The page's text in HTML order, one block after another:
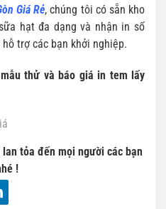
Giá Rẻ, chúng tôi có sẵn kho
hạt đa dạng và nhận in số
trợ các bạn khởi nghiệp.
thử và báo giá in tem lấy
tỏa đến mọi người các bạn
!